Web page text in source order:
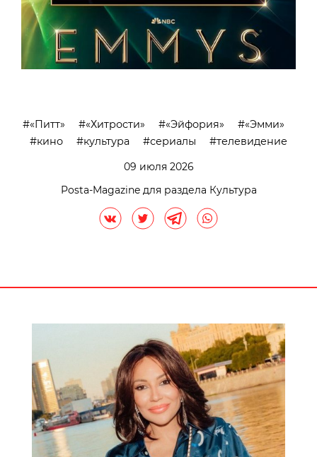
«Питт» «Хитрости» «Эйфория»
«Эмми»
кино
культура сериалы
телевидение
09 июля 2026
Posta-Magazine для раздела Культура